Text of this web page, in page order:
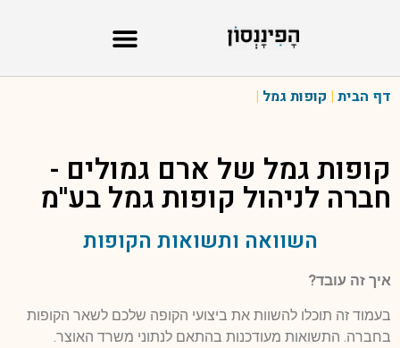
דף הבית | קופות גמל |
קופות גמל של ארם גמולים -
חברה לניהול קופות גמל בע''מ
השוואה ותשואות הקופות
איך זה עובד?
בעמוד זה תוכלו להשוות את ביצועי הקופה שלכם לשאר הקופות
בחברה. התשואות מעודכנות בהתאם לנתוני משרד האוצר.